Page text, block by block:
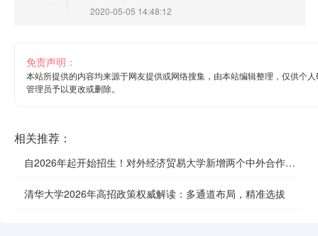
2020-05-05 14:48:12
免责声明：
本站所提供的内容均来源于网友提供或网络搜集，由本站编辑整理，仅供个
管理员予以更改或删除。
相关推荐：
自2026年起开始招生！对外经济贸易大学新增两个中外合作办
学项目
清华大学2026年高招政策权威解读：多通道布局，精准选拔